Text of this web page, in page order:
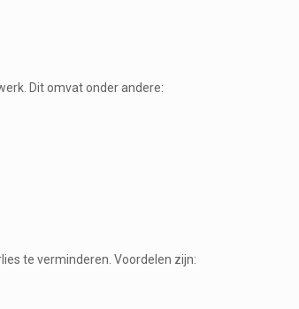
Dit omvat onder andere:
te verminderen. Voordelen zijn: